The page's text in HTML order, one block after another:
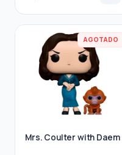
AGOTADO
Mrs. Coulter with Daem